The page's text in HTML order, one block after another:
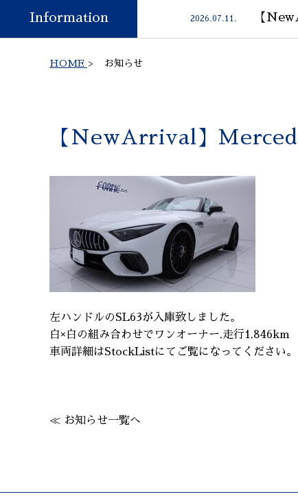
Information 2026.07.11. 【
HOME > お知らせ
【NewArrival】
左ハンドルのSL63が入庫致しました。
白×白の組み合わせでワンオーナー,走行1,846km
車両詳細はStockListにてご覧になってください。
≪ お知らせ一覧へ